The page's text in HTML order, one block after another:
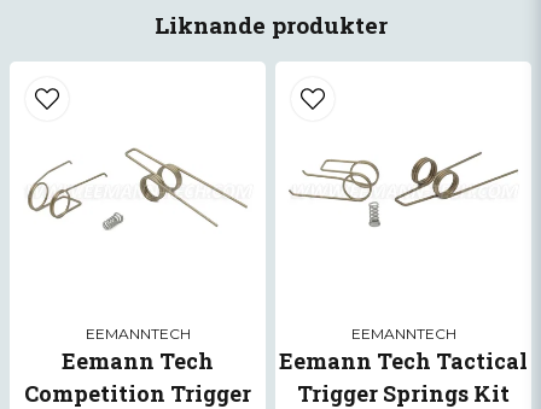
Liknande produkter
EEMANNTECH
Eemann Tech
Competition Trigger
EEMANNTECH
Eemann Tech Tactical
Trigger Springs Kit
email
Mejladress
Ja, ni får publicera min fråga